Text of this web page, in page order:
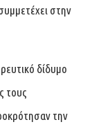
στην
δίδυμο
τους
την